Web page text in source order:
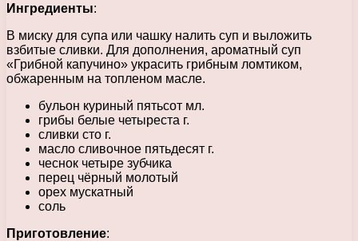
Ингредиенты:
В миску для супа или чашку налить суп и выложить
взбитые сливки. Для дополнения, ароматный суп
«Грибной капучино» украсить грибным ломтиком,
обжаренным на топленом масле.
бульон куриный пятьсот мл.
грибы белые четыреста г.
сливки сто г.
масло сливочное пятьдесят г.
чеснок четыре зубчика
перец чёрный молотый
орех мускатный
соль
Приготовление: